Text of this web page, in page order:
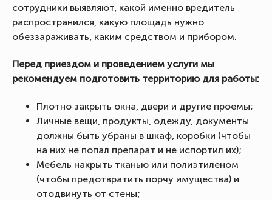
сотрудники выявляют, какой именно вредитель
распространился, какую площадь нужно
обеззараживать, каким средством и прибором.
Перед приездом и проведением услуги мы
рекомендуем подготовить территорию для работы:
Плотно закрыть окна, двери и другие проемы;
Личные вещи, продукты, одежду, документы
должны быть убраны в шкаф, коробки (чтобы
на них не попал препарат и не испортил их);
Мебель накрыть тканью или полиэтиленом
(чтобы предотвратить порчу имущества) и
отодвинуть от стены;